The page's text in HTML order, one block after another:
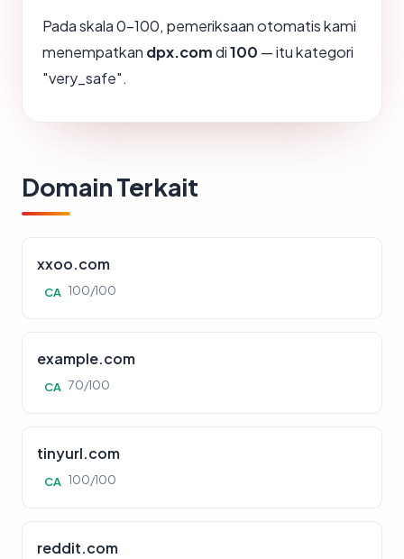
Pada skala 0-100, pemeriksaan otomatis kami
menempatkan dpx.comdi100 — itu kategori
"very_safe".
Domain Terkait
xxoo.com
CA 100/100
example.com
CA 70/100
tinyurl.com
CA 100/100
reddit.com